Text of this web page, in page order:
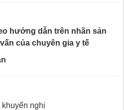
hướng dẫn trên nhãn sản
của chuyên gia y tế
nghị